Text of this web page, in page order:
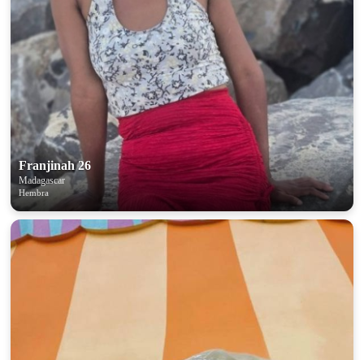
Franjinah 26
Madagascar
Hembra